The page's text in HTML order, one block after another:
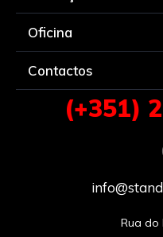
Oficina
Contactos
(+351)
Rua do